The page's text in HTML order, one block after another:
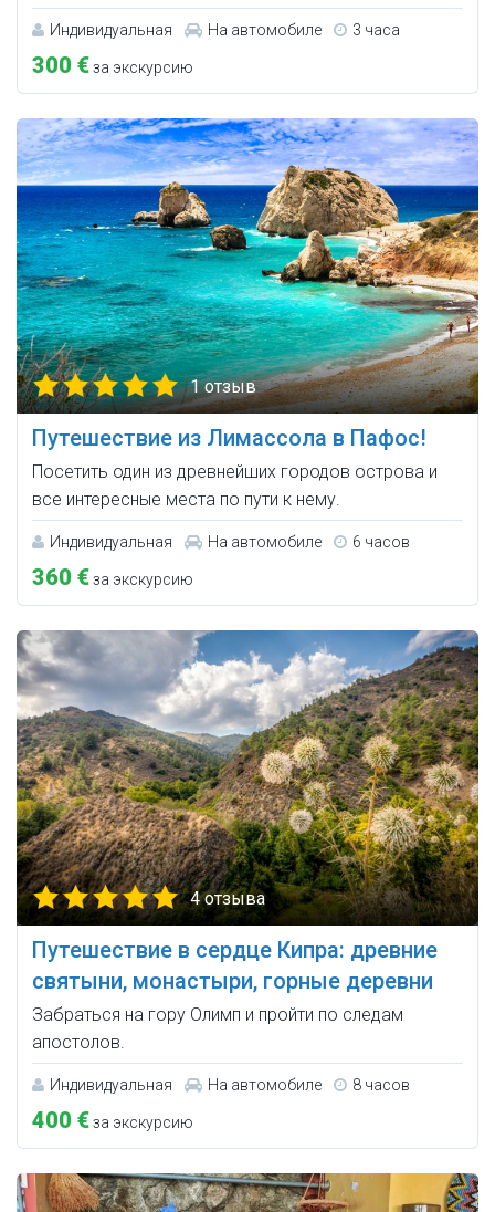
Индивидуальная На автомобиле 3 часа
300 €за экскурсию
1 отзыв
Путешествие из Лимассола в Пафос!
Посетить один из древнейших городов острова и
все интересные места по пути к нему.
Индивидуальная На автомобиле 6 часов
360 €за экскурсию
4 отзыва
Путешествие в сердце Кипра: древние
святыни, монастыри, горные деревни
Забраться на гору Олимп и пройти по следам
апостолов.
Индивидуальная На автомобиле 8 часов
400 €за экскурсию